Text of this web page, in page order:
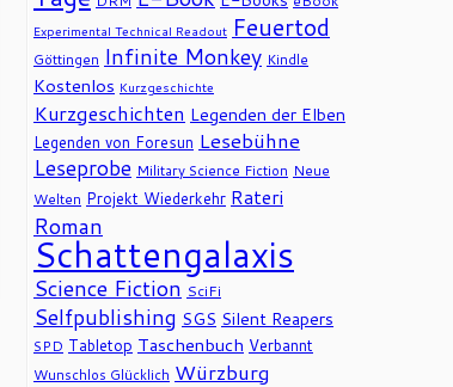
Experimental Technical Readout Feuertod
Göttingen Infinite Monkey Kindle
Kostenlos Kurzgeschichte
Kurzgeschichten Legenden der Elben
Legenden von Foresun Lesebühne
Leseprobe Military Science Fiction Neue
Welten Projekt Wiederkehr Rateri
Roman
Schattengalaxis
Science Fiction SciFi
Selfpublishing SGS Silent Reapers
SPD Tabletop Taschenbuch Verbannt
Wunschlos Glücklich Würzburg